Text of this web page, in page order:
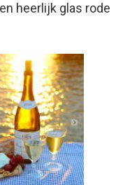
heerlijk glas rode